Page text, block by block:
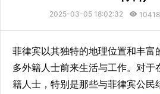
2025-03-05 18:02:32
菲律宾以其独特的地理位置和丰富
多外籍人士前来生活与工作。对于
籍人士，特别是那些与菲律宾公民